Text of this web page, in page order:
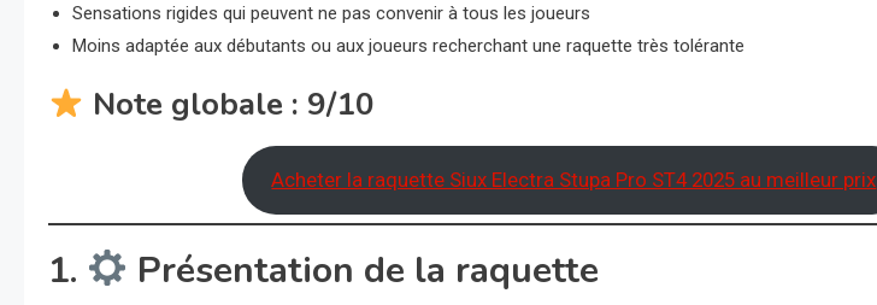
Sensations rigides qui peuvent ne pas convenir à tous les joueurs
Moins adaptée aux débutants ou aux joueurs recherchant une raquette très tolérante
Note globale : 9/10
Acheter la raquette Siux Electra Stupa Pro ST4 2025 au meilleur prix
1. Présentation de la raquette